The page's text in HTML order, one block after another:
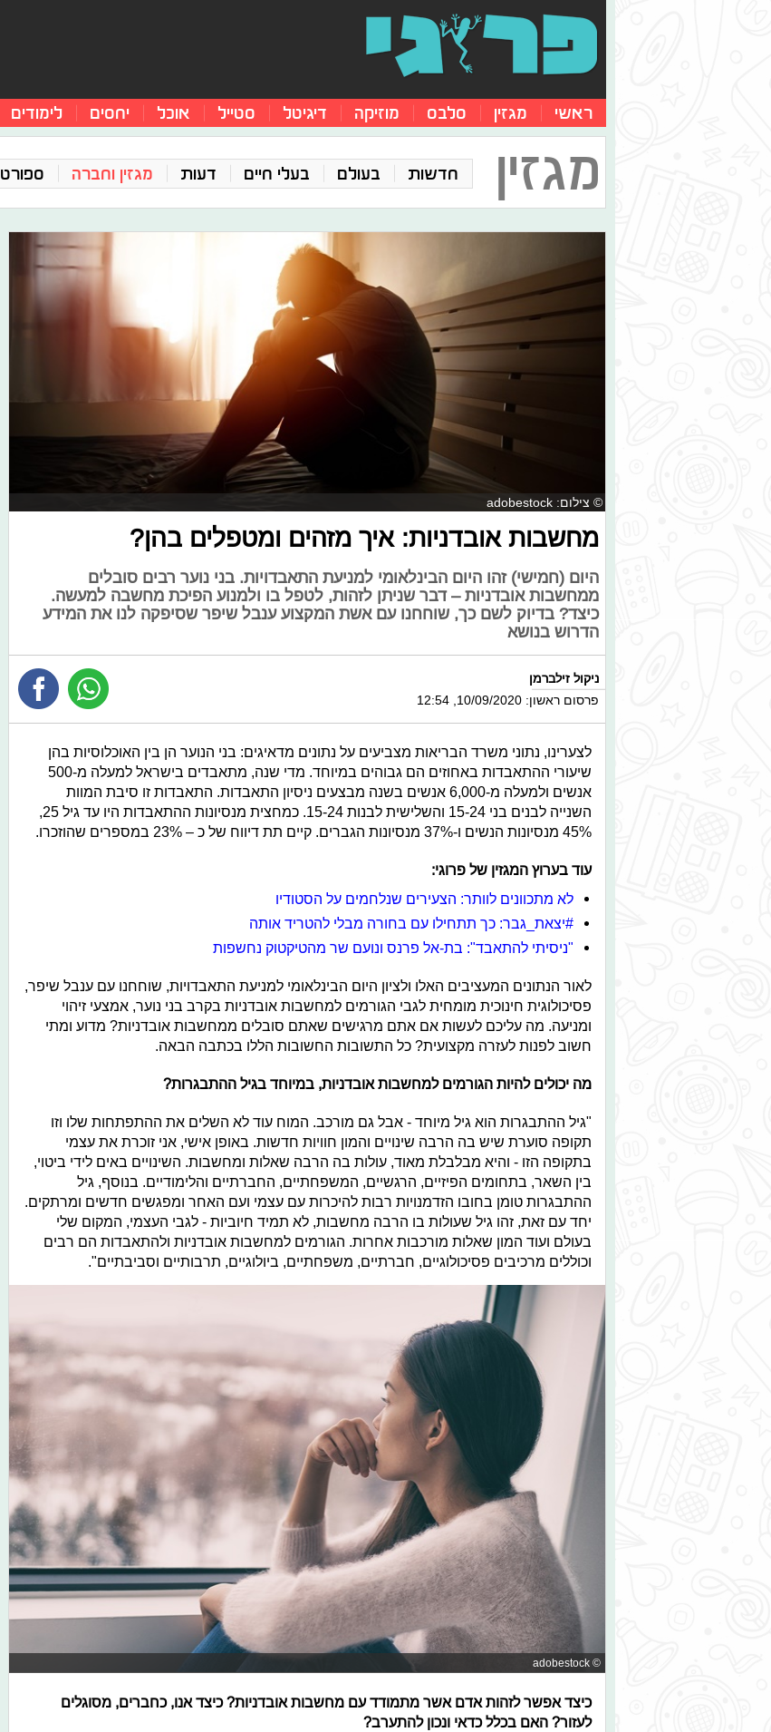
ראשי מגזין סלבס מוזיקה דיגיטל סטייל אוכל יחסים לימודים
מגזין חדשות בעולם בעלי חיים דעות מגזין וחברה ספורט
© צילום: adobestock
מחשבות אובדניות: איך מזהים ומטפלים בהן?
היום (חמישי) זהו היום הבינלאומי למניעת התאבדויות. בני נוער רבים סובלים
ממחשבות אובדניות – דבר שניתן לזהות, לטפל בו ולמנוע הפיכת מחשבה למעשה.
כיצד? בדיוק לשם כך, שוחחנו עם אשת המקצוע ענבל שיפר שסיפקה לנו את המידע
הדרוש בנושא
ניקול זילברמן
פרסום ראשון: 10/09/2020, 12:54
לצערינו, נתוני משרד הבריאות מצביעים על נתונים מדאיגים: בני הנוער הן בין האוכלוסיות בהן
שיעורי ההתאבדות באחוזים הם גבוהים במיוחד. מדי שנה, מתאבדים בישראל למעלה מ-500
אנשים ולמעלה מ-6,000 אנשים בשנה מבצעים ניסיון התאבדות. התאבדות זו סיבת המוות
השנייה לבנים בני 15-24 והשלישית לבנות 15-24. כמחצית מנסיונות ההתאבדות היו עד גיל 25,
45% מנסיונות הנשים ו-37% מנסיונות הגברים. קיים תת דיווח של כ – 23% במספרים שהוזכרו.
עוד בערוץ המגזין של פרוגי:
לא מתכוונים לוותר: הצעירים שנלחמים על הסטודיו
#יצאת_גבר: כך תתחילו עם בחורה מבלי להטריד אותה
"ניסיתי להתאבד": בת-אל פרנס ונועם שר מהטיקטוק נחשפות
לאור הנתונים המעציבים האלו ולציון היום הבינלאומי למניעת התאבדויות, שוחחנו עם ענבל שיפר,
פסיכולוגית חינוכית מומחית לגבי הגורמים למחשבות אובדניות בקרב בני נוער, אמצעי זיהוי
ומניעה. מה עליכם לעשות אם אתם מרגישים שאתם סובלים ממחשבות אובדניות? מדוע ומתי
חשוב לפנות לעזרה מקצועית? כל התשובות החשובות הללו בכתבה הבאה.
מה יכולים להיות הגורמים למחשבות אובדניות, במיוחד בגיל ההתבגרות?
"גיל ההתבגרות הוא גיל מיוחד - אבל גם מורכב. המוח עוד לא השלים את ההתפתחות שלו וזו
תקופה סוערת שיש בה הרבה שינויים והמון חוויות חדשות. באופן אישי, אני זוכרת את עצמי
בתקופה הזו - והיא מבלבלת מאוד, עולות בה הרבה שאלות ומחשבות. השינויים באים לידי ביטוי,
בין השאר, בתחומים הפיזיים, הרגשיים, המשפחתיים, החברתיים והלימודיים. בנוסף, גיל
ההתבגרות טומן בחובו הזדמנויות רבות להיכרות עם עצמי ועם האחר ומפגשים חדשים ומרתקים.
יחד עם זאת, זהו גיל שעולות בו הרבה מחשבות, לא תמיד חיוביות - לגבי העצמי, המקום שלי
בעולם ועוד המון שאלות מורכבות אחרות. הגורמים למחשבות אובדניות ולהתאבדות הם רבים
וכוללים מרכיבים פסיכולוגיים, חברתיים, משפחתיים, ביולוגיים, תרבותיים וסביבתיים".
© adobestock
כיצד אפשר לזהות אדם אשר מתמודד עם מחשבות אובדניות? כיצד אנו, כחברים, מסוגלים
לעזור? האם בכלל כדאי ונכון להתערב?